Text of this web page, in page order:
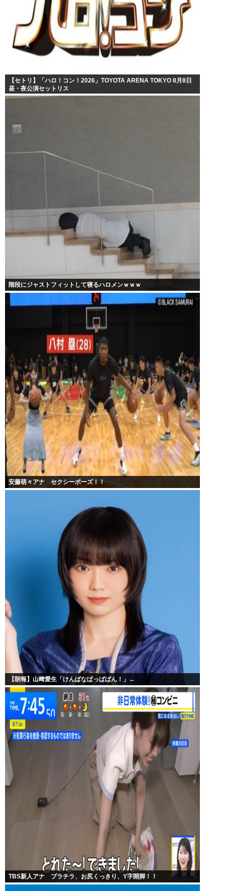
【セトリ】「ハロ！コン！2026」TOYOTA ARENA TOKYO 8月8日
昼・夜公演セットリス
階段にジャストフィットして寝るハロメンｗｗｗ
安藤萌々アナ セクシーポーズ！！
【朗報】山﨑愛生「けんぱなぱっぱぱん！」←
TBS新人アナ ブラチラ、お尻くっきり、Y字開脚！！